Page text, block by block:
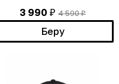
3 990 ₽ 4 590₽
Беру